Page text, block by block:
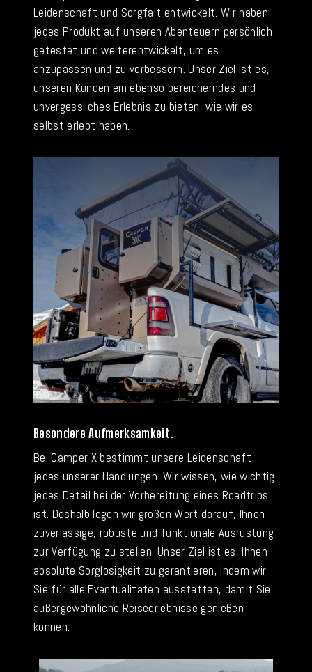
Leidenschaft und Sorgfalt entwickelt. Wir haben
jedes Produkt auf unseren Abenteuern persönlich
getestet und weiterentwickelt, um es
anzupassen und zu verbessern. Unser Ziel ist es,
unseren Kunden ein ebenso bereicherndes und
unvergessliches Erlebnis zu bieten, wie wir es
selbst erlebt haben.
Besondere Aufmerksamkeit.
Bei Camper X bestimmt unsere Leidenschaft
jedes unserer Handlungen. Wir wissen, wie wichtig
jedes Detail bei der Vorbereitung eines Roadtrips
ist. Deshalb legen wir großen Wert darauf, Ihnen
zuverlässige, robuste und funktionale Ausrüstung
zur Verfügung zu stellen. Unser Ziel ist es, Ihnen
absolute Sorglosigkeit zu garantieren, indem wir
Sie für alle Eventualitäten ausstatten, damit Sie
außergewöhnliche Reiseerlebnisse genießen
können.